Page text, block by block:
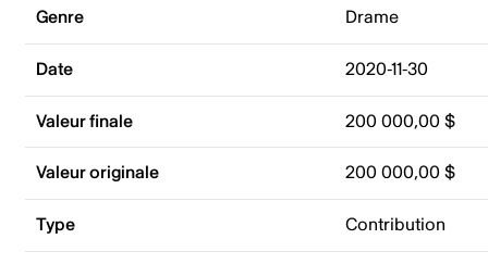
Genre Drame
Date 2020-11-30
Valeur finale 200 000,00 $
Valeur originale 200 000,00 $
Type Contribution